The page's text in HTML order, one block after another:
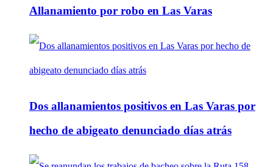
Allanamiento por robo en Las Varas
Dos allanamientos positivos en Las Varas por
hecho de abigeato denunciado días atrás